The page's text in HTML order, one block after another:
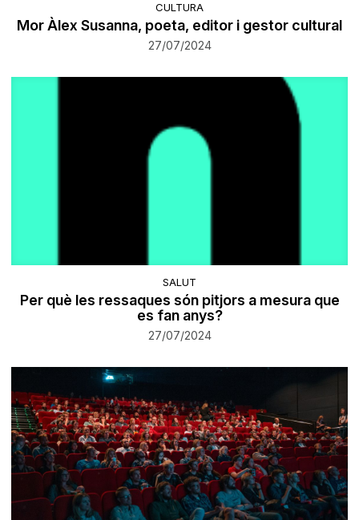
CULTURA
Mor Àlex Susanna, poeta, editor i gestor cultural
27/07/2024
SALUT
Per què les ressaques són pitjors a mesura que
es fan anys?
27/07/2024